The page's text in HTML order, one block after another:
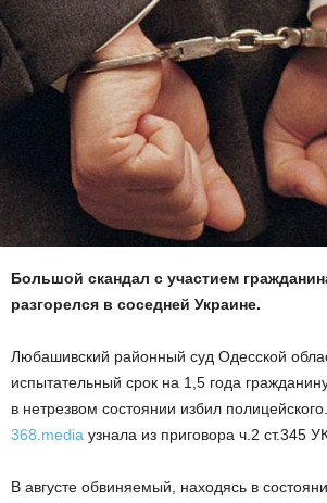
Большой скандал с участием
разгорелся в соседней Украине.
Любашивский районный суд Одесской обла
испытательный срок на 1,5 года
в нетрезвом состоянии избил
368.media узнала из приговора ч.2 ст.345
В августе обвиняемый, находясь в